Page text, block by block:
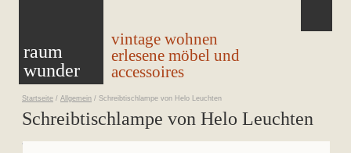
raum
wunder
vintage wohnen
erlesene möbel und
accessoires
Startseite / Allgemein / Schreibtischlampe von Helo Leuchten
Schreibtischlampe von Helo Leuchten